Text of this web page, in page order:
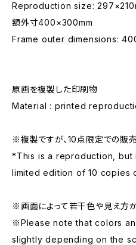
Reproduction size:
額外寸400×300mm
Frame outer dimensions:
原画を複製した印刷物
Material : printed
※複製ですが、10点限定での販売
*This is a reproduction, but
limited edition of 10 copies
※画面によって若干色や見え方が
※Please note that colors
slightly depending on the